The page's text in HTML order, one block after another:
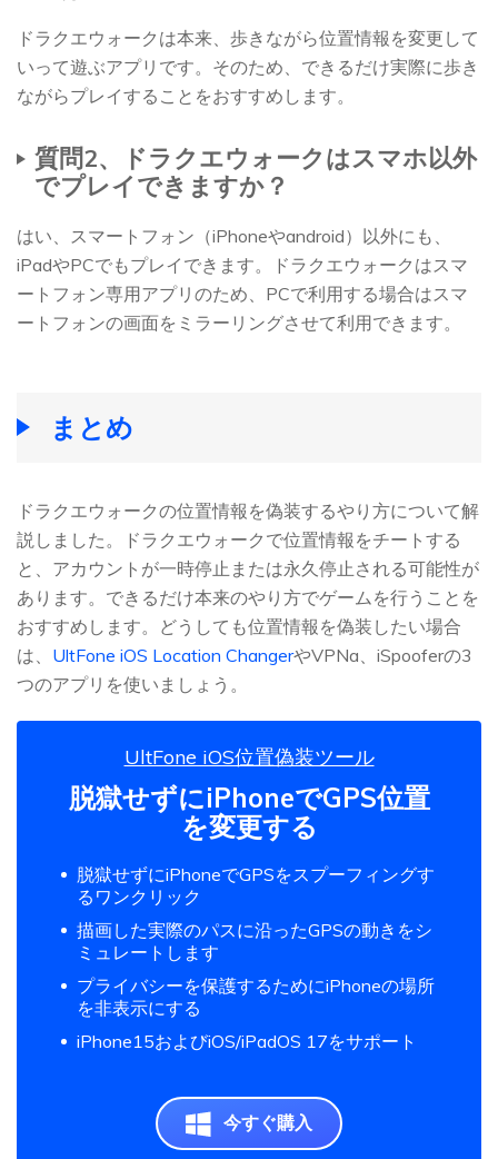
ドラクエウォークは本来、歩きながら位置情報を変更して
いって遊ぶアプリです。そのため、できるだけ実際に歩き
ながらプレイすることをおすすめします。
質問2、ドラクエウォークはスマホ以外
でプレイできますか？
はい、スマートフォン（iPhoneやandroid）以外にも、
iPadやPCでもプレイできます。ドラクエウォークはスマ
ートフォン専用アプリのため、PCで利用する場合はスマ
ートフォンの画面をミラーリングさせて利用できます。
まとめ
ドラクエウォークの位置情報を偽装するやり方について解
説しました。ドラクエウォークで位置情報をチートする
と、アカウントが一時停止または永久停止される可能性が
あります。できるだけ本来のやり方でゲームを行うことを
おすすめします。どうしても位置情報を偽装したい場合
は、 UltFone iOS Location ChangerやVPNa、iSpooferの3
つのアプリを使いましょう。
UltFone iOS位置偽装ツール
脱獄せずにiPhoneでGPS位置
を変更する
脱獄せずにiPhoneでGPSをスプーフィングす
るワンクリック
描画した実際のパスに沿ったGPSの動きをシ
ミュレートします
プライバシーを保護するためにiPhoneの場所
を非表示にする
iPhone15およびiOS/iPadOS 17をサポート
今すぐ購入